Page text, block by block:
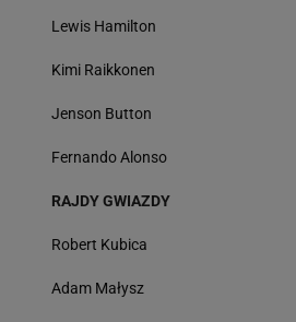
Lewis Hamilton
Kimi Raikkonen
Jenson Button
Fernando Alonso
RAJDY GWIAZDY
Robert Kubica
Adam Małysz